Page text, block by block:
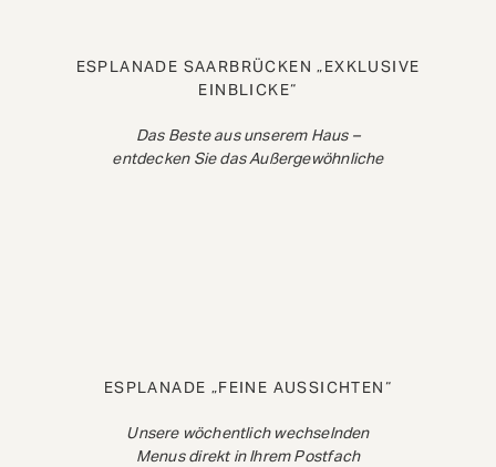
ESPLANADE SAARBRÜCKEN „EXKLUSIVE
EINBLICKE“
Das Beste aus unserem Haus –
entdecken Sie das Außergewöhnliche
ESPLANADE „FEINE AUSSICHTEN“
Unsere wöchentlich wechselnden
Menus direkt in Ihrem Postfach